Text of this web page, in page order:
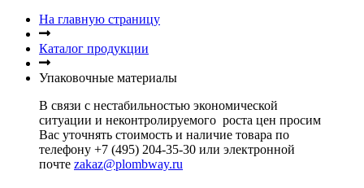
На главную страницу
Каталог продукции
Упаковочные материалы
В связи с нестабильностью экономической
ситуации и неконтролируемого роста цен просим
Вас уточнять стоимость и наличие товара по
телефону +7 (495) 204-35-30 или электронной
почте zakaz@plombway.ru